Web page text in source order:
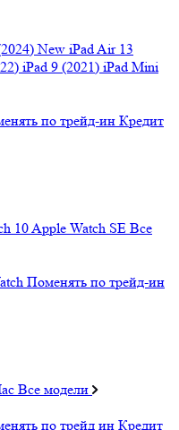
New iPad Air 13
iPad 9 (2021) iPad Mini
по трейд-ин Кредит
10Apple Watch SE Все
Поменять по трейд-ин
Все модели
по трейд ин Кредит